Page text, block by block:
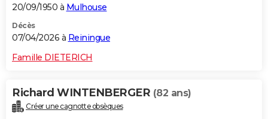
20/09/1950 à Mulhouse
Décès
07/04/2026 à Reiningue
Famille DIETERICH
Richard WINTENBERGER (82 ans)
Créer une cagnotte obsèques